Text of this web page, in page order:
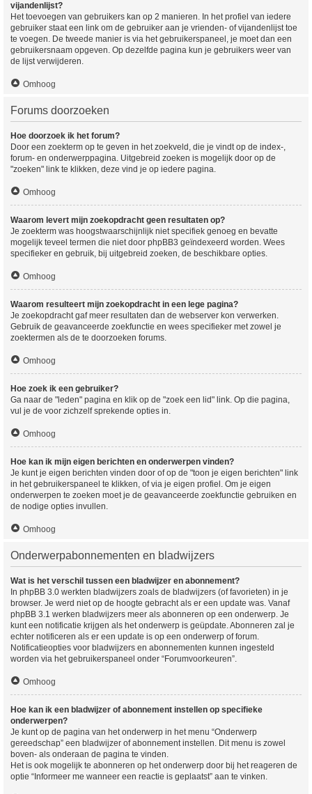
vijandenlijst?
Het toevoegen van gebruikers kan op 2 manieren. In het profiel van iedere
gebruiker staat een link om de gebruiker aan je vrienden- of vijandenlijst toe
te voegen. De tweede manier is via het gebruikerspaneel, je moet dan een
gebruikersnaam opgeven. Op dezelfde pagina kun je gebruikers weer van
de lijst verwijderen.
Omhoog
Forums doorzoeken
Hoe doorzoek ik het forum?
Door een zoekterm op te geven in het zoekveld, die je vindt op de index-,
forum- en onderwerppagina. Uitgebreid zoeken is mogelijk door op de
"zoeken" link te klikken, deze vind je op iedere pagina.
Omhoog
Waarom levert mijn zoekopdracht geen resultaten op?
Je zoekterm was hoogstwaarschijnlijk niet specifiek genoeg en bevatte
mogelijk teveel termen die niet door phpBB3 geïndexeerd worden. Wees
specifieker en gebruik, bij uitgebreid zoeken, de beschikbare opties.
Omhoog
Waarom resulteert mijn zoekopdracht in een lege pagina?
Je zoekopdracht gaf meer resultaten dan de webserver kon verwerken.
Gebruik de geavanceerde zoekfunctie en wees specifieker met zowel je
zoektermen als de te doorzoeken forums.
Omhoog
Hoe zoek ik een gebruiker?
Ga naar de "leden" pagina en klik op de "zoek een lid" link. Op die pagina,
vul je de voor zichzelf sprekende opties in.
Omhoog
Hoe kan ik mijn eigen berichten en onderwerpen vinden?
Je kunt je eigen berichten vinden door of op de "toon je eigen berichten" link
in het gebruikerspaneel te klikken, of via je eigen profiel. Om je eigen
onderwerpen te zoeken moet je de geavanceerde zoekfunctie gebruiken en
de nodige opties invullen.
Omhoog
Onderwerpabonnementen en bladwijzers
Wat is het verschil tussen een bladwijzer en abonnement?
In phpBB 3.0 werkten bladwijzers zoals de bladwijzers (of favorieten) in je
browser. Je werd niet op de hoogte gebracht als er een update was. Vanaf
phpBB 3.1 werken bladwijzers meer als abonneren op een onderwerp. Je
kunt een notificatie krijgen als het onderwerp is geüpdate. Abonneren zal je
echter notificeren als er een update is op een onderwerp of forum.
Notificatieopties voor bladwijzers en abonnementen kunnen ingesteld
worden via het gebruikerspaneel onder “Forumvoorkeuren”.
Omhoog
Hoe kan ik een bladwijzer of abonnement instellen op specifieke
onderwerpen?
Je kunt op de pagina van het onderwerp in het menu “Onderwerp
gereedschap” een bladwijzer of abonnement instellen. Dit menu is zowel
boven- als onderaan de pagina te vinden.
Het is ook mogelijk te abonneren op het onderwerp door bij het reageren de
optie “Informeer me wanneer een reactie is geplaatst” aan te vinken.